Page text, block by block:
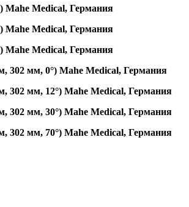
Mahe Medical, Германия
Mahe Medical, Германия
Mahe Medical, Германия
302 мм, 0°) Mahe Medical, Германия
302 мм, 12°) Mahe Medical, Германия
302 мм, 30°) Mahe Medical, Германия
302 мм, 70°) Mahe Medical, Германия